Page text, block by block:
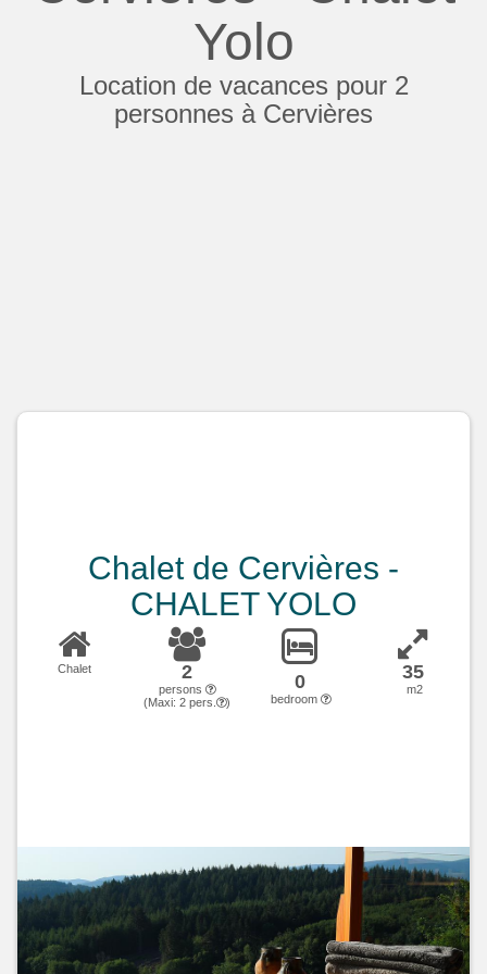
Yolo
Location de vacances pour 2
personnes à Cervières
Chalet de Cervières -
CHALET YOLO
Chalet 2
persons
(Maxi: 2 pers. )
0
bedroom
35
m2